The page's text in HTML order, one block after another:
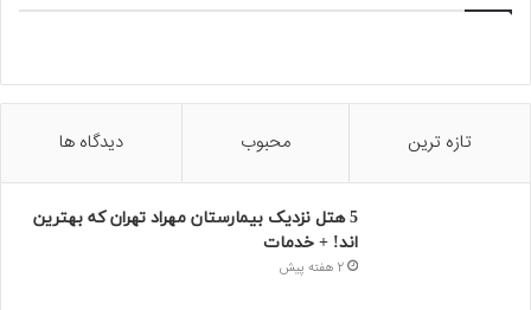
تازه ترین محبوب دیدگاه ها
5 هتل نزدیک بیمارستان مهراد تهران که بهترین‌
اند! + خدمات
2 هفته پیش